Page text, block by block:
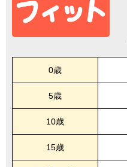
0歳
5歳
10歳
15歳